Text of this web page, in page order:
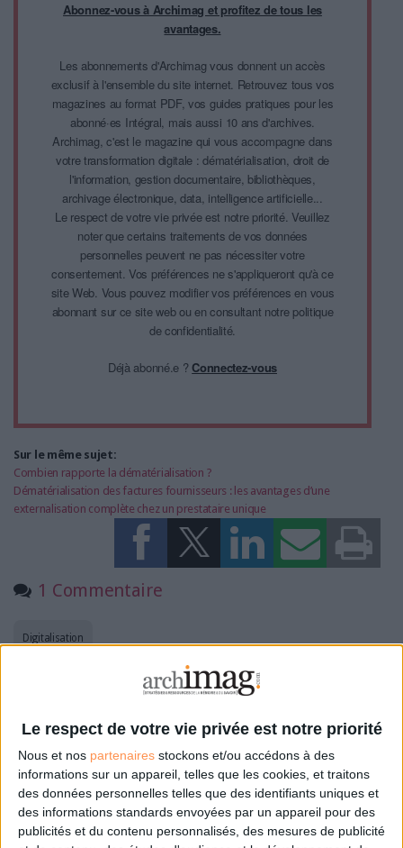
Le respect de votre vie privée est notre priorité
Nous et nos partenaires stockons et/ou accédons à des
informations sur un appareil, telles que les cookies, et traitons
des données personnelles telles que des identifiants uniques et
des informations standards envoyées par un appareil pour des
publicités et du contenu personnalisés, des mesures de publicité
Abonnez-vous à Archimag et profitez de tous les
avantages.
Les abonnements d'Archimag vous donnent un accès
exclusif à l'ensemble du site internet. Retrouvez tous vos
magazines au format PDF, vos guides pratiques pour les
abonné·es Intégral, mais aussi 10 ans d'archives.
Archimag, c'est le magazine qui vous accompagne dans
votre transformation digitale : dématérialisation, droit de
l'information, gestion documentaire, bibliothèques,
archivage électronique, data, intelligence artificielle...
Le respect de votre vie privée est notre priorité. Veuillez
noter que certains traitements de vos données
personnelles peuvent ne pas nécessiter votre
consentement. Vos préférences ne s'appliqueront qu'à ce
site Web. Vous pouvez modifier vos préférences en vous
abonnant sur ce site web ou en consultant notre politique
de confidentialité.
Déjà abonné.e ?Connectez-vous
Sur le même sujet:
Combien rapporte la dématérialisation ?
Dématérialisation des factures fournisseurs : les avantages d’une
externalisation complète chez un prestataire unique
1 Commentaire
Digitalisation
À LIRE SUR ARCHIMAG
Konica Minolta reprend les fonds de commerce
d’OpenBee et de Doxense